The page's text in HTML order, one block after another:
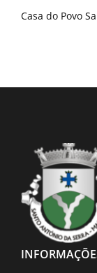
Casa do Povo